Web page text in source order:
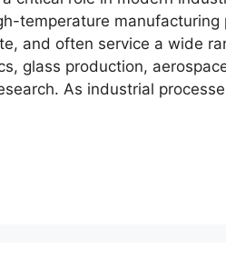
temperature
and often service a wide
glass production,
As industrial